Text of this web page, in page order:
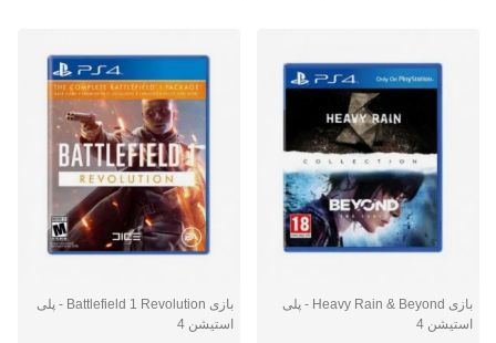
بازی Heavy Rain & Beyond - پلی
استیشن 4
بازی Battlefield 1 Revolution - پلی
استیشن 4